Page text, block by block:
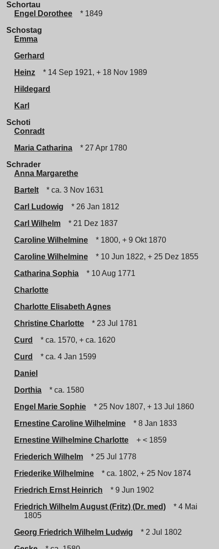
Schortau
Engel Dorothee
* 1849
Schostag
Emma
Gerhard
Heinz
* 14 Sep 1921, + 18 Nov 1989
Hildegard
Karl
Schoti
Conradt
Maria Catharina
* 27 Apr 1780
Schrader
Anna Margarethe
Bartelt
* ca. 3 Nov 1631
Carl Ludowig
* 26 Jan 1812
Carl Wilhelm
* 21 Dez 1837
Caroline Wilhelmine
* 1800, + 9 Okt 1870
Caroline Wilhelmine
* 10 Jun 1822, + 25 Dez 1855
Catharina Sophia
* 10 Aug 1771
Charlotte
Charlotte Elisabeth Agnes
Christine Charlotte
* 23 Jul 1781
Curd
* ca. 1570, + ca. 1620
Curd
* ca. 4 Jan 1599
Daniel
Dorthia
* ca. 1580
Engel Marie Sophie
* 25 Nov 1807, + 13 Jul 1860
Ernestine Caroline Wilhelmine
* 8 Jan 1833
Ernestine Wilhelmine Charlotte
+ < 1859
Friederich Wilhelm
* 25 Jul 1778
Friederike Wilhelmine
* ca. 1802, + 25 Nov 1874
Friedrich Ernst Heinrich
* 9 Jun 1902
Friedrich Wilhelm August (Fritz) (Dr. med)
* 4 Mai
1805
Georg Friedrich Wilhelm Ludwig
* 2 Jul 1802